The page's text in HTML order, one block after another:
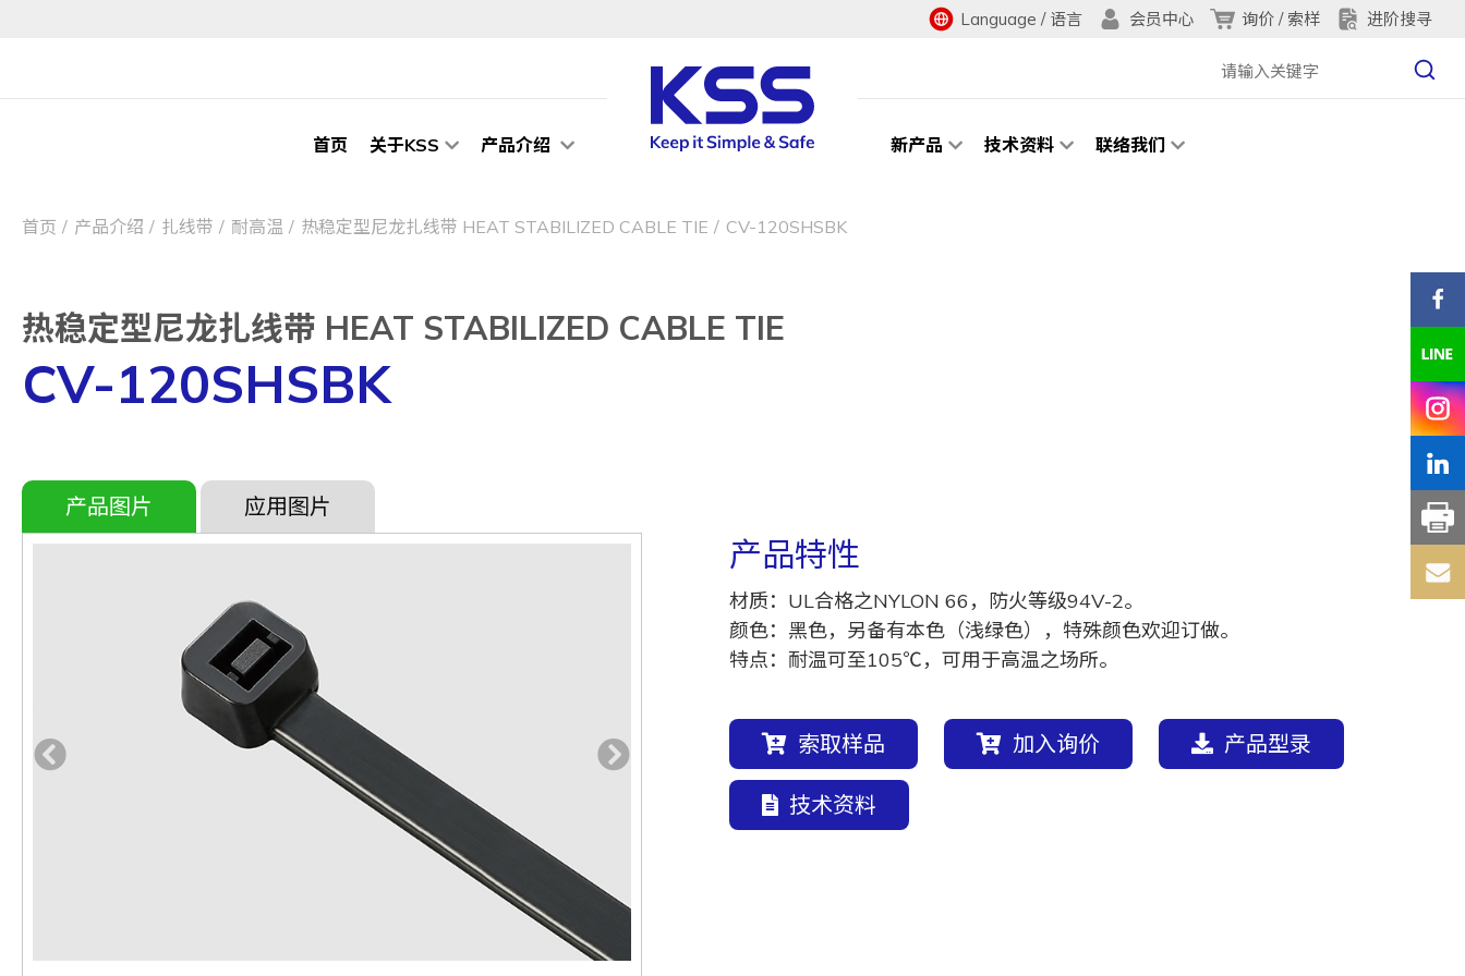
Language / 语言 会员中心 询价 / 索样 进阶搜寻
首页 关于KSS 产品介绍 新产品 技术资料 联络我们
首页 产品介绍 扎线带 耐高温 热稳定型尼龙扎线带 HEAT STABILIZED CABLE TIE CV-120SHSBK
热稳定型尼龙扎线带 HEAT STABILIZED CABLE TIE
CV-120SHSBK
产品图片 应用图片
产品特性
材质：UL合格之NYLON 66，防火等级94V-2。
颜色：黑色，另备有本色（浅绿色），特殊颜色欢迎订做。
特点：耐温可至105℃，可用于高温之场所。
索取样品 加入询价 产品型录
技术资料